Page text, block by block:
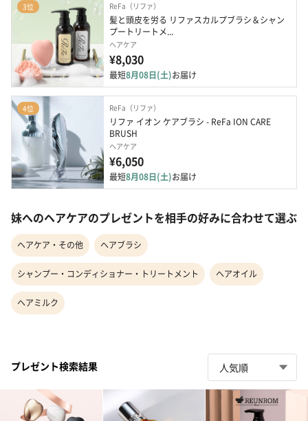
3位 ReFa（リファ）
髪と頭皮を労る リファスカルプブラシ＆シャン
プートリートメ...
ヘアケア
¥8,030
最短8月08日(土)お届け
4位 ReFa（リファ）
リファ イオン ケアブラシ - ReFa ION CARE
BRUSH
ヘアケア
¥6,050
最短8月08日(土)お届け
妹へのヘアケアのプレゼントを相手の好みに合わせて選ぶ
ヘアケア・その他 ヘアブラシ
シャンプー・コンディショナー・トリートメント ヘアオイル
ヘアミルク
プレゼント検索結果